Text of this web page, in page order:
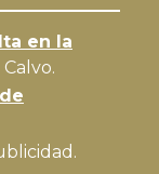
en la